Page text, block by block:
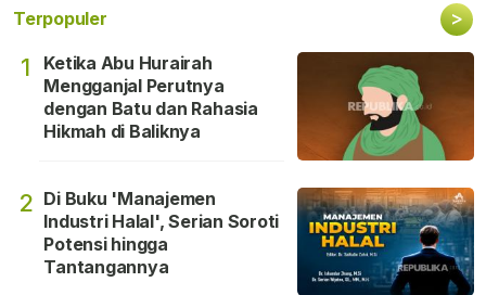
Terpopuler >
1
Ketika Abu Hurairah
Mengganjal Perutnya
dengan Batu dan Rahasia
Hikmah di Baliknya
2 Di Buku 'Manajemen
Industri Halal', Serian Soroti
Potensi hingga
Tantangannya